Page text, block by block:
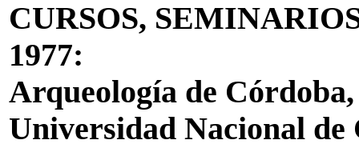
CURSOS,
1977:
Arqueología de
Universidad Nacional